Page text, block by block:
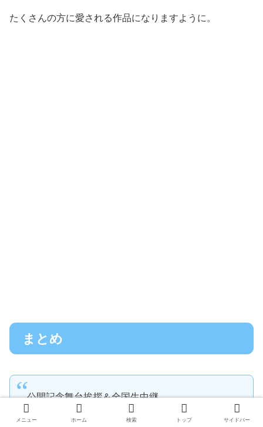
たくさんの方に愛される作品になりますように。
まとめ
公開記念舞台挨拶＆全国生中継
￣￣￣￣￣￣￣￣￣￣￣￣￣￣￣
メニュー ホーム 検索 トップ サイドバー